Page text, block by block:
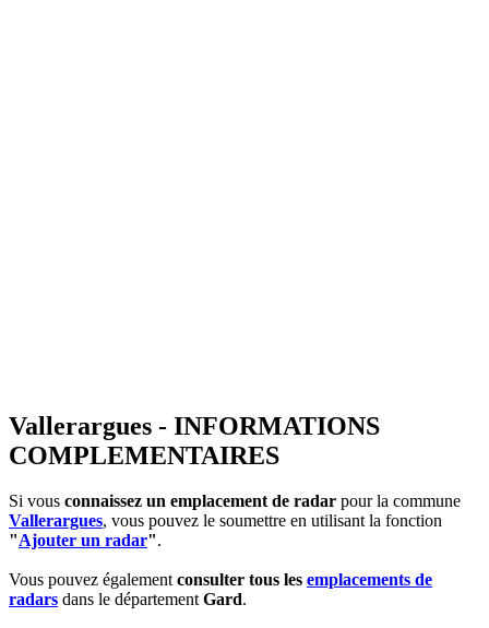
Vallerargues - INFORMATIONS
COMPLEMENTAIRES
Si vous connaissez un emplacement de radar pour la commune
Vallerargues, vous pouvez le soumettre en utilisant la fonction
"Ajouter un radar".
Vous pouvez égalementconsulter tous les emplacements de
radars dans le départementGard.